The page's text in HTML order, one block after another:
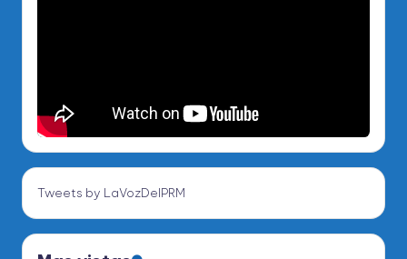
Tweets by LaVozDelPRM